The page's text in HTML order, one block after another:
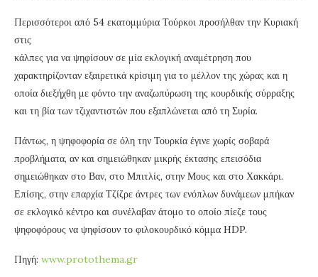
Περισσότεροι από 54 εκατομμύρια Τούρκοι προσήλθαν την Κυριακή
στις
κάλπες για να ψηφίσουν σε μία εκλογική αναμέτρηση που
χαρακτηρίζονταν εξαιρετικά κρίσιμη για το μέλλον της χώρας και η
οποία διεξήχθη με φόντο την αναζωπύρωση της κουρδικής σύρραξης
και τη βία των τζιχαντιστών που εξαπλώνεται από τη Συρία.
Πάντως, η ψηφοφορία σε όλη την Τουρκία έγινε χωρίς σοβαρά
προβλήματα, αν και σημειώθηκαν μικρής έκτασης επεισόδια
σημειώθηκαν στο Βαν, στο Μπιτλίς, στην Μους και στο Χακκάρι.
Επίσης, στην επαρχία Τζίζρε άντρες των ενόπλων δυνάμεων μπήκαν
σε εκλογικό κέντρο και συνέλαβαν άτομο το οποίο πίεζε τους
ψηφοφόρους να ψηφίσουν το φιλοκουρδικό κόμμα HDP.
Πηγή: www.protothema.gr